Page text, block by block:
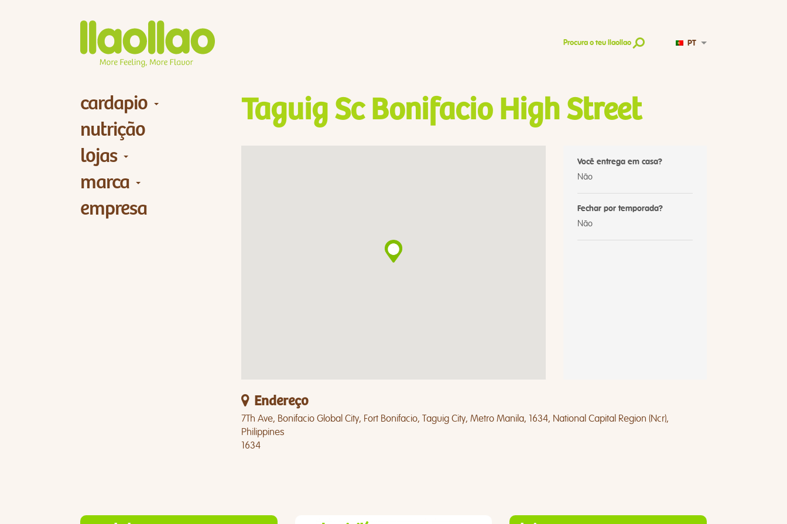
Procura o teu llaollao PT
cardapio
nutrição
lojas
marca
empresa
Taguig Sc Bonifacio High Street
Você entrega em casa?
Não
Fechar por temporada?
Não
Endereço
7Th Ave, Bonifacio Global City, Fort Bonifacio, Taguig City, Metro Manila, 1634, National Capital Region (Ncr),
Philippines
1634